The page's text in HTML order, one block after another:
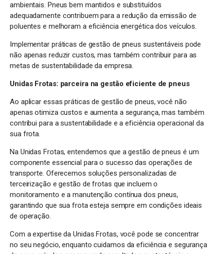
ambientais. Pneus bem mantidos e substituídos
adequadamente contribuem para a redução da emissão de
poluentes e melhoram a eficiência energética dos veículos.
Implementar práticas de gestão de pneus sustentáveis pode
não apenas reduzir custos, mas também contribuir para as
metas de sustentabilidade da empresa.
Unidas Frotas: parceira na gestão eficiente de pneus
Ao aplicar essas práticas de gestão de pneus, você não
apenas otimiza custos e aumenta a segurança, mas também
contribui para a sustentabilidade e a eficiência operacional da
sua frota.
Na Unidas Frotas, entendemos que a gestão de pneus é um
componente essencial para o sucesso das operações de
transporte. Oferecemos soluções personalizadas de
terceirização e gestão de frotas que incluem o
monitoramento e a manutenção contínua dos pneus,
garantindo que sua frota esteja sempre em condições ideais
de operação.
Com a expertise da Unidas Frotas, você pode se concentrar
no seu negócio, enquanto cuidamos da eficiência e segurança